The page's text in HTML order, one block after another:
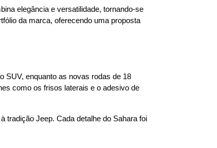
elegância e versatilidade, tornando-se
da marca, oferecendo uma proposta
SUV, enquanto as novas rodas de 18
como os frisos laterais e o adesivo de
tradição Jeep. Cada detalhe do Sahara foi